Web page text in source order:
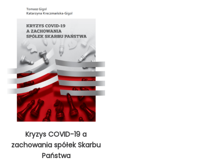
Kryzys COVID-19 a
zachowania spółek Skarbu
Państwa